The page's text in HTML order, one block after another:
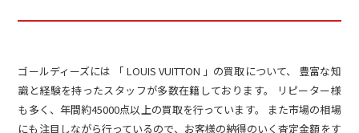
ゴールディーズには 「 LOUIS VUITTON 」の買取について、 豊富な知
識と経験を持ったスタッフが多数在籍しております。 リピーター様
も多く、年間約45000点以上の買取を行っています。 また市場の相場
にも注目しながら行っているので、お客様の納得のいく査定金額をす